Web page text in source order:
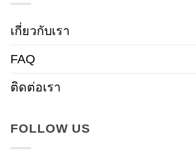
เกี่ยวกับเรา
FAQ
ติดต่อเรา
FOLLOW US